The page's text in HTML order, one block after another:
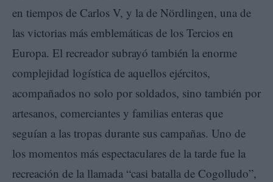
en tiempos de Carlos V, y la de Nördlingen, una de
las victorias más emblemáticas de los Tercios en
Europa. El recreador subrayó también la enorme
complejidad logística de aquellos ejércitos,
acompañados no solo por soldados, sino también por
artesanos, comerciantes y familias enteras que
seguían a las tropas durante sus campañas. Uno de
los momentos más espectaculares de la tarde fue la
recreación de la llamada “casi batalla de Cogolludo”,